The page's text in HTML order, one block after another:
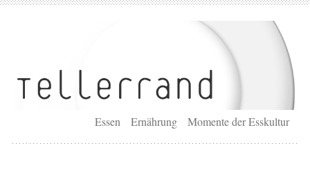
Essen Ernährung Momente der Esskultur